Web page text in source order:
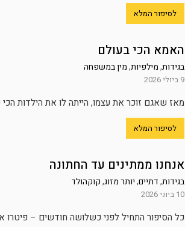
לסיפור המלא
האמא הכי בעולם
בגידות,מילפיות,מין במשפחה
9 ביולי 2026
מאז שאגם זוכר את עצמו, הייתה לו את הילדות
לסיפור המלא
אנחנו ממתינים עד החתונה
בגידות,דתיים,יותר מזוג,קוקהולד
10 ביוני 2026
כל הסיפור התחיל לפני כשלושה חודשים –